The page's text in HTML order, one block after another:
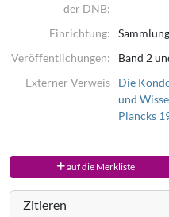
der DNB:
Einrichtung:
Veröffentlichungen:
Band 2
Externer Verweis
Die
und
Plancks
auf die Merkliste
Zitieren